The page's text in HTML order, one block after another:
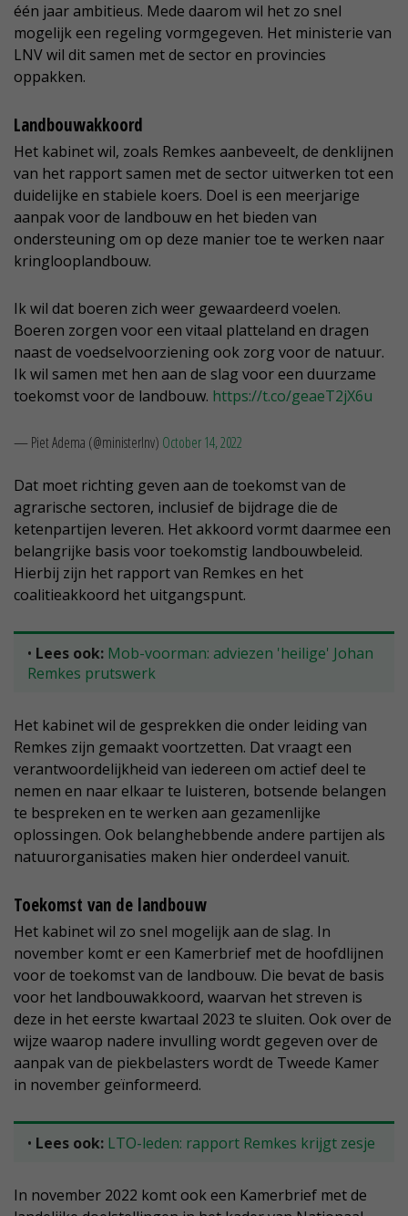
één jaar ambitieus. Mede daarom wil het zo snel
mogelijk een regeling vormgegeven. Het ministerie van
LNV wil dit samen met de sector en provincies
oppakken.
Landbouwakkoord
Het kabinet wil, zoals Remkes aanbeveelt, de denklijnen
van het rapport samen met de sector uitwerken tot een
duidelijke en stabiele koers. Doel is een meerjarige
aanpak voor de landbouw en het bieden van
ondersteuning om op deze manier toe te werken naar
kringlooplandbouw.
Ik wil dat boeren zich weer gewaardeerd voelen.
Boeren zorgen voor een vitaal platteland en dragen
naast de voedselvoorziening ook zorg voor de natuur.
Ik wil samen met hen aan de slag voor een duurzame
toekomst voor de landbouw. https://t.co/geaeT2jX6u
— Piet Adema (@ministerlnv) October 14, 2022
Dat moet richting geven aan de toekomst van de
agrarische sectoren, inclusief de bijdrage die de
ketenpartijen leveren. Het akkoord vormt daarmee een
belangrijke basis voor toekomstig landbouwbeleid.
Hierbij zijn het rapport van Remkes en het
coalitieakkoord het uitgangspunt.
• Lees ook: Mob-voorman: adviezen 'heilige' Johan
Remkes prutswerk
Het kabinet wil de gesprekken die onder leiding van
Remkes zijn gemaakt voortzetten. Dat vraagt een
verantwoordelijkheid van iedereen om actief deel te
nemen en naar elkaar te luisteren, botsende belangen
te bespreken en te werken aan gezamenlijke
oplossingen. Ook belanghebbende andere partijen als
natuurorganisaties maken hier onderdeel vanuit.
Toekomst van de landbouw
Het kabinet wil zo snel mogelijk aan de slag. In
november komt er een Kamerbrief met de hoofdlijnen
voor de toekomst van de landbouw. Die bevat de basis
voor het landbouwakkoord, waarvan het streven is
deze in het eerste kwartaal 2023 te sluiten. Ook over de
wijze waarop nadere invulling wordt gegeven over de
aanpak van de piekbelasters wordt de Tweede Kamer
in november geïnformeerd.
• Lees ook: LTO-leden: rapport Remkes krijgt zesje
In november 2022 komt ook een Kamerbrief met de